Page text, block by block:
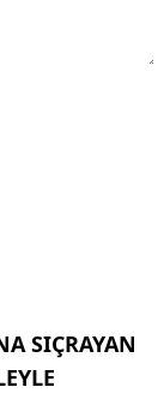
SIÇRAYAN